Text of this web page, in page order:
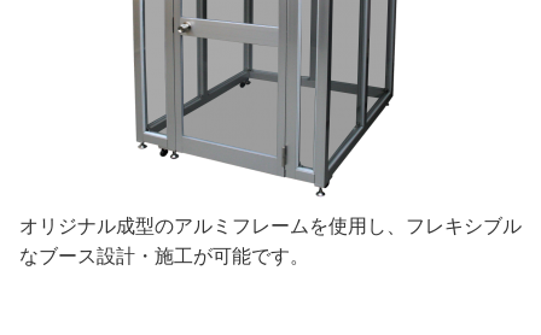
オリジナル成型のアルミフレームを使用し、フレキシブル
なブース設計・施工が可能です。